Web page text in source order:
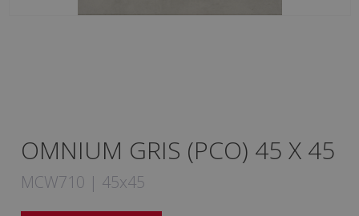
OMNIUM GRIS (PCO) 45 X 45
MCW710 | 45x45